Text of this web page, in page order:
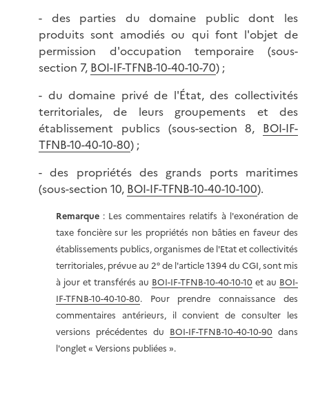
- des parties du domaine public dont les
produits sont amodiés ou qui font l'objet de
permission d'occupation temporaire (sous-
section 7, BOI-IF-TFNB-10-40-10-70) ;
- du domaine privé de l'État, des collectivités
territoriales, de leurs groupements et des
établissement publics (sous-section 8, BOI-IF-
TFNB-10-40-10-80) ;
- des propriétés des grands ports maritimes
(sous-section 10, BOI-IF-TFNB-10-40-10-100).
Remarque: Les commentaires relatifs à l'exonération de
taxe foncière sur les propriétés non bâties en faveur des
établissements publics, organismes de l'Etat et collectivités
territoriales, prévue au 2° de l'article 1394 du CGI, sont mis
à jour et transférés au BOI-IF-TFNB-10-40-10-10et au BOI-
IF-TFNB-10-40-10-80. Pour prendre connaissance des
commentaires antérieurs, il convient de consulter les
versions précédentes du BOI-IF-TFNB-10-40-10-90dans
l'onglet « Versions publiées ».